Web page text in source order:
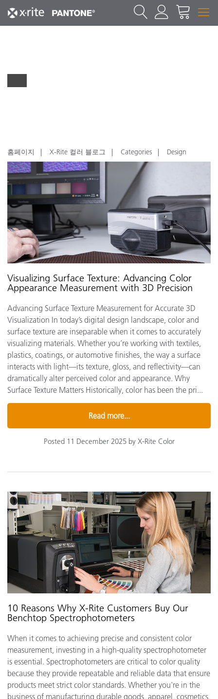
홈페이지 X-Rite 컬러 블로그 Categories Design
Visualizing Surface Texture: Advancing Color
Appearance Measurement with 3D Precision
Advancing Surface Texture Measurement for Accurate 3D
Visualization In today’s digital design landscape, color and
surface texture are inseparable when it comes to accurately
visualizing materials. Whether you’re working with textiles,
plastics, coatings, or automotive finishes, the way a surface
interacts with light—its texture, gloss, and reflectivity—can
dramatically alter perceived color and appearance. Why
Surface Texture Matters Historically, color has been the pri...
Read more...
Posted 11 December 2025 by X-Rite Color
10 Reasons Why X-Rite Customers Buy Our
Benchtop Spectrophotometers
When it comes to achieving precise and consistent color
measurement, investing in a high-quality spectrophotometer
is essential. Spectrophotometers are critical to color quality
because they provide repeatable and reliable data that ensure
products meet strict color standards. Whether you're in the
business of manufacturing durable goods, apparel, cosmetics,